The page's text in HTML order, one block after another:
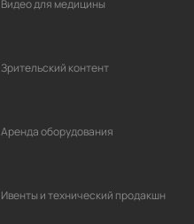
Видео для медицины
Зрительский контент
Аренда оборудования
Ивенты и технический продакшн